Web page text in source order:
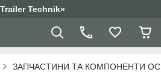
Technik»
ЗАПЧАСТИНИ ТА КОМПОНЕНТИ